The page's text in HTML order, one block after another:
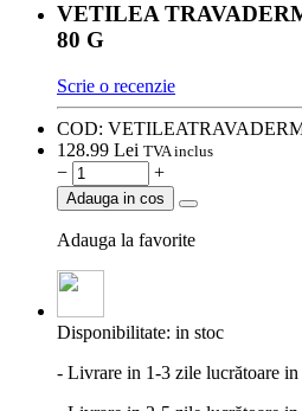
VETILEA
80 G
Scrie o recenzie
COD:
128.99 Lei TVA inclus
− +
Adauga in cos
Adauga la favorite
Disponibilitate: in stoc
- Livrare in 1-3 zile lucrătoare in